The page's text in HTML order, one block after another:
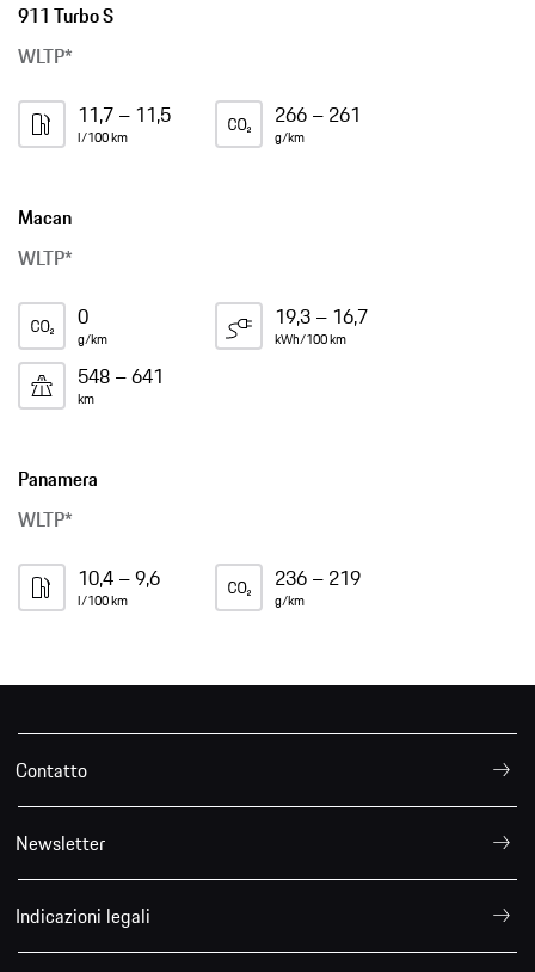
911 Turbo S
WLTP*
11,7 – 11,5
l/100 km
266 – 261
g/km
Macan
WLTP*
0
g/km
19,3 – 16,7
kWh/100 km
548 – 641
km
Panamera
WLTP*
10,4 – 9,6
l/100 km
236 – 219
g/km
Contatto
Newsletter
Indicazioni legali